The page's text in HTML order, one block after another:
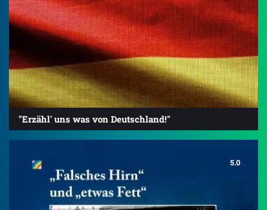
"Erzähl' uns was von Deutschland!"
5.0